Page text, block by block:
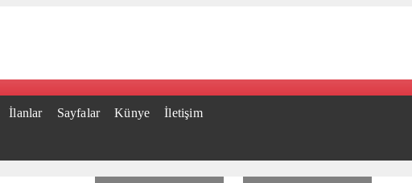
İlanlar Sayfalar Künye İletişim